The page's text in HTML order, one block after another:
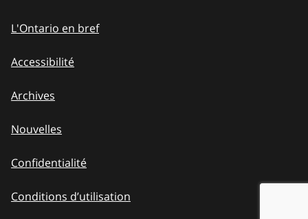
L'Ontario en bref
Accessibilité
Archives
Nouvelles
Confidentialité
Conditions d’utilisation